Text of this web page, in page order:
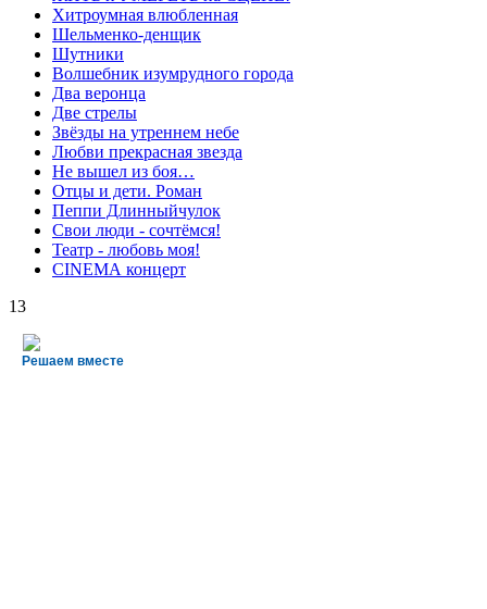
Хитроумная влюбленная
Шельменко-денщик
Шутники
Волшебник изумрудного города
Два веронца
Две стрелы
Звёзды на утреннем небе
Любви прекрасная звезда
Не вышел из боя…
Отцы и дети. Роман
Пеппи Длинныйчулок
Свои люди - сочтёмся!
Театр - любовь моя!
СINЕМА концерт
13
Решаем вместе